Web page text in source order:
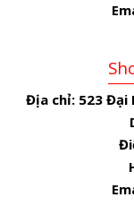
Địa chỉ: 523 Đại